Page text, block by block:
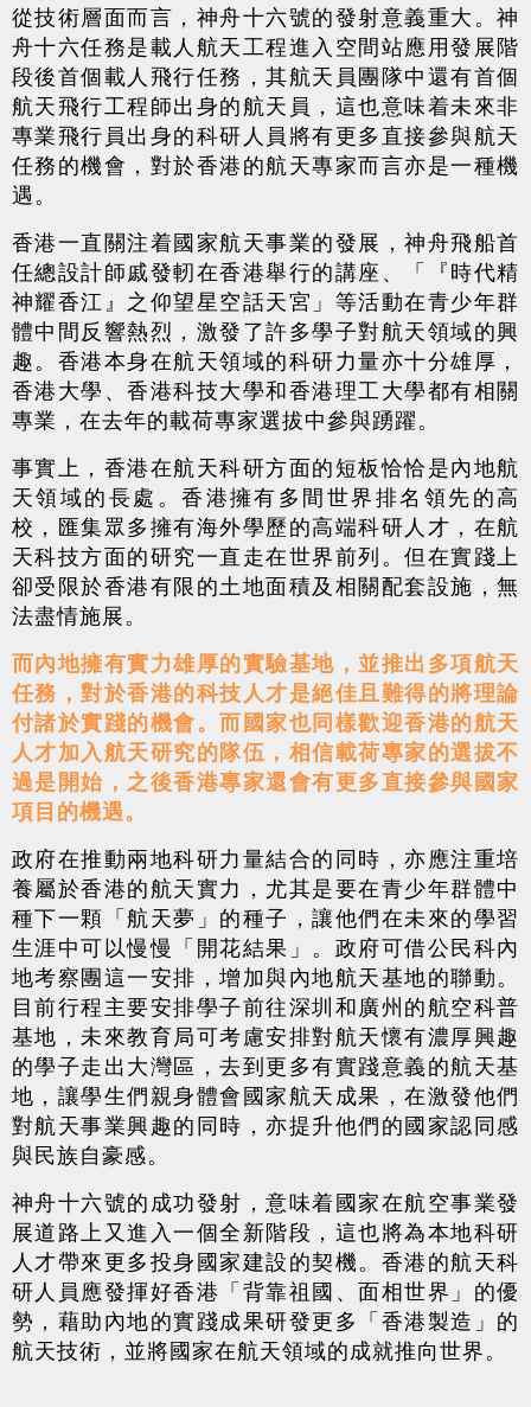
從技術層面而言，神舟十六號的發射意義重大。神
舟十六任務是載人航天工程進入空間站應用發展階
段後首個載人飛行任務，其航天員團隊中還有首個
航天飛行工程師出身的航天員，這也意味着未來非
專業飛行員出身的科研人員將有更多直接參與航天
任務的機會，對於香港的航天專家而言亦是一種機
遇。
香港一直關注着國家航天事業的發展，神舟飛船首
任總設計師戚發軔在香港舉行的講座、「『時代精
神耀香江』之仰望星空話天宮」等活動在青少年群
體中間反響熱烈，激發了許多學子對航天領域的興
趣。香港本身在航天領域的科研力量亦十分雄厚，
香港大學、香港科技大學和香港理工大學都有相關
專業，在去年的載荷專家選拔中參與踴躍。
事實上，香港在航天科研方面的短板恰恰是內地航
天領域的長處。香港擁有多間世界排名領先的高
校，匯集眾多擁有海外學歷的高端科研人才，在航
天科技方面的研究一直走在世界前列。但在實踐上
卻受限於香港有限的土地面積及相關配套設施，無
法盡情施展。
而內地擁有實力雄厚的實驗基地，並推出多項航天
任務，對於香港的科技人才是絕佳且難得的將理論
付諸於實踐的機會。而國家也同樣歡迎香港的航天
人才加入航天研究的隊伍，相信載荷專家的選拔不
過是開始，之後香港專家還會有更多直接參與國家
項目的機遇。
政府在推動兩地科研力量結合的同時，亦應注重培
養屬於香港的航天實力，尤其是要在青少年群體中
種下一顆「航天夢」的種子，讓他們在未來的學習
生涯中可以慢慢「開花結果」。政府可借公民科內
地考察團這一安排，增加與內地航天基地的聯動。
目前行程主要安排學子前往深圳和廣州的航空科普
基地，未來教育局可考慮安排對航天懷有濃厚興趣
的學子走出大灣區，去到更多有實踐意義的航天基
地，讓學生們親身體會國家航天成果，在激發他們
對航天事業興趣的同時，亦提升他們的國家認同感
與民族自豪感。
神舟十六號的成功發射，意味着國家在航空事業發
展道路上又進入一個全新階段，這也將為本地科研
人才帶來更多投身國家建設的契機。香港的航天科
研人員應發揮好香港「背靠祖國、面相世界」的優
勢，藉助內地的實踐成果研發更多「香港製造」的
航天技術，並將國家在航天領域的成就推向世界。